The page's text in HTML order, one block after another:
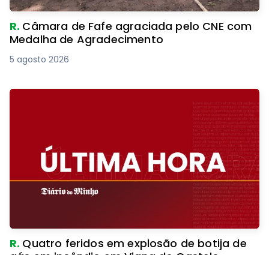
R. Câmara de Fafe agraciada pelo CNE com
Medalha de Agradecimento
5 agosto 2026
R. Quatro feridos em explosão de botija de